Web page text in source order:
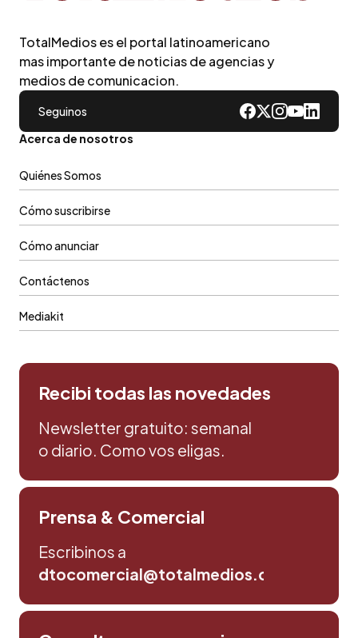
TotalMedios es el portal latinoamericano
mas importante de noticias de agencias y
medios de comunicacion.
Seguinos
Acerca de nosotros
Quiénes Somos
Cómo suscribirse
Cómo anunciar
Contáctenos
Mediakit
Recibi todas las novedades
Newsletter gratuito: semanal
o diario. Como vos eligas.
Prensa & Comercial
Escribinos a
dtocomercial@totalmedios.com